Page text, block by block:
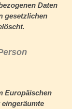
Daten
gesetzlichen
Europäischen